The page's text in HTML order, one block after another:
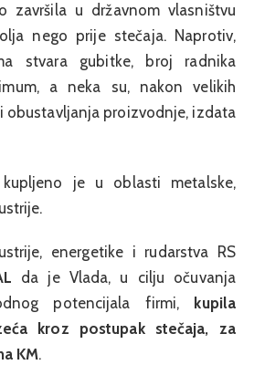
završila u državnom vlasništvu
nego prije stečaja. Naprotiv,
stvara gubitke, broj radnika
a neka su, nakon velikih
obustavljanja proizvodnje, izdata
kupljeno je u oblasti metalske,
energetike i rudarstva RS
da je Vlada, u cilju očuvanja
potencijala firmi,
kupila
kroz postupak stečaja, za
KM.